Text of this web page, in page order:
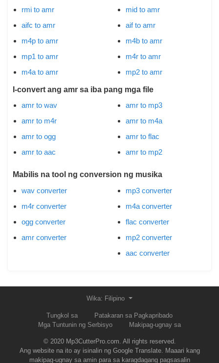
rmi to amr
aifc to amr
m4p to amr
mp1 to amr
m4a to amr
mid to amr
aif to amr
m4b to amr
m4r to amr
mp2 to amr
I-convert ang amr sa iba pang mga file
amr to wav
amr to m4r
amr to ogg
amr to aac
amr to mp3
amr to m4a
amr to flac
amr to mp2
Mabilis na tool ng conversion ng musika
wav converter
m4r converter
ogg converter
amr converter
mp3 converter
m4a converter
flac converter
mp2 converter
aac converter
Wika: Filipino
Tungkol sa
Patakaran sa Pagkapribado
Mga Tuntunin ng Serbisyo
Makipag-ugnay sa
© 2020 Mp3CutterPro.com. All rights reserved.
Ang website na ito ay isinalin ng Google Translate. Maaari kang
makipag-ugnay sa amin para sa karagdagang pagsasalin